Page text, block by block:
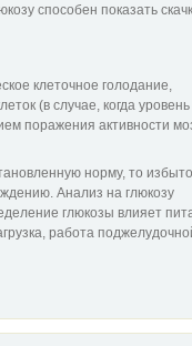
способен показать
клеточное голодание,
(в случае, когда уровень
поражения активности
норму, то
Анализ на глюкозу
глюкозы влияет
работа